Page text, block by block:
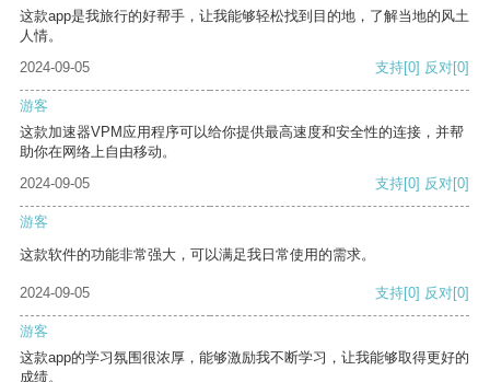
这款app是我旅行的好帮手，让我能够轻松找到目的地，了解当地的风土
人情。
2024-09-05
支持[0] 反对[0]
游客
这款加速器VPM应用程序可以给你提供最高速度和安全性的连接，并帮
助你在网络上自由移动。
2024-09-05
支持[0] 反对[0]
游客
这款软件的功能非常强大，可以满足我日常使用的需求。
2024-09-05 支持[0] 反对[0]
游客
这款app的学习氛围很浓厚，能够激励我不断学习，让我能够取得更好的
成绩。